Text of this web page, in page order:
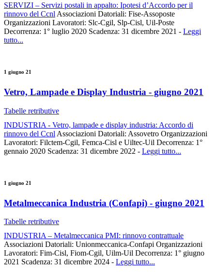
SERVIZI – Servizi postali in appalto: Ipotesi d’Accordo per il
rinnovo del Ccnl Associazioni Datoriali: Fise-Assoposte
Organizzazioni Lavoratori: Slc-Cgil, Slp-Cisl, Uil-Poste
Decorrenza: 1° luglio 2020 Scadenza: 31 dicembre 2021 - Leggi
tutto...
1 giugno 21
Vetro, Lampade e Display Industria - giugno 2021
Tabelle retributive
INDUSTRIA - Vetro, lampade e display industria: Accordo di
rinnovo del Ccnl Associazioni Datoriali: Assovetro Organizzazioni
Lavoratori: Filctem-Cgil, Femca-Cisl e Uiltec-Uil Decorrenza: 1°
gennaio 2020 Scadenza: 31 dicembre 2022 - Leggi tutto...
1 giugno 21
Metalmeccanica Industria (Confapi) - giugno 2021
Tabelle retributive
INDUSTRIA – Metalmeccanica PMI: rinnovo contrattuale
Associazioni Datoriali: Unionmeccanica-Confapi Organizzazioni
Lavoratori: Fim-Cisl, Fiom-Cgil, Uilm-Uil Decorrenza: 1° giugno
2021 Scadenza: 31 dicembre 2024 - Leggi tutto...